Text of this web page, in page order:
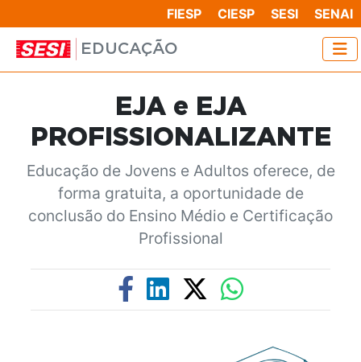
FIESP CIESP SESI SENAI
EDUCAÇÃO
EJA e EJA
PROFISSIONALIZANTE
Educação de Jovens e Adultos oferece, de
forma gratuita, a oportunidade de
conclusão do Ensino Médio e Certificação
Profissional